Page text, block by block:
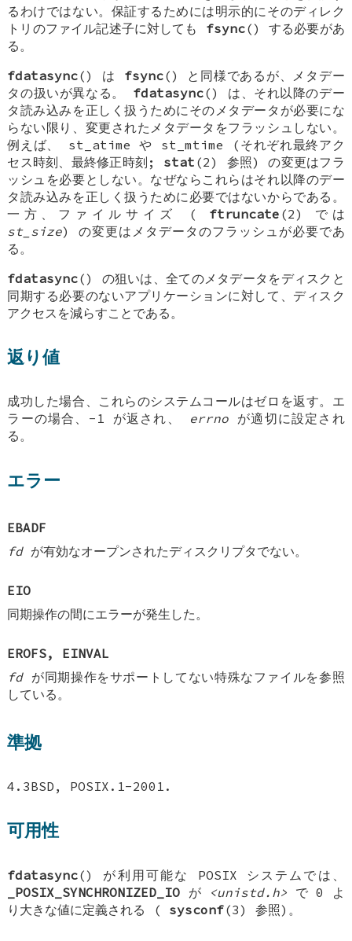
るわけではない。保証するためには明示的にそのディレク
トリのファイル記述子に対しても fsync() する必要があ
る。
fdatasync() は fsync() と同様であるが、メタデー
タの扱いが異なる。 fdatasync() は、それ以降のデー
タ読み込みを正しく扱うためにそのメタデータが必要にな
らない限り、変更されたメタデータをフラッシュしない。
例えば、 st_atime や st_mtime (それぞれ最終アク
セス時刻、最終修正時刻; stat (2) 参照) の変更はフラ
ッシュを必要としない。なぜならこれらはそれ以降のデー
タ読み込みを正しく扱うために必要ではないからである。
一方、ファイルサイズ ( ftruncate (2) では
st_size) の変更はメタデータのフラッシュが必要であ
る。
fdatasync() の狙いは、全てのメタデータをディスクと
同期する必要のないアプリケーションに対して、ディスク
アクセスを減らすことである。
返り値
成功した場合、これらのシステムコールはゼロを返す。エ
ラーの場合、-1 が返され、 errno が適切に設定され
る。
エラー
EBADF
fdが有効なオープンされたディスクリプタでない。
EIO
同期操作の間にエラーが発生した。
EROFS, EINVAL
fdが同期操作をサポートしてない特殊なファイルを参照
している。
準拠
4.3BSD, POSIX.1-2001.
可用性
fdatasync() が利用可能な POSIX システムでは、
_POSIX_SYNCHRONIZED_IO が <unistd.h> で 0 よ
り大きな値に定義される ( sysconf(3) 参照)。